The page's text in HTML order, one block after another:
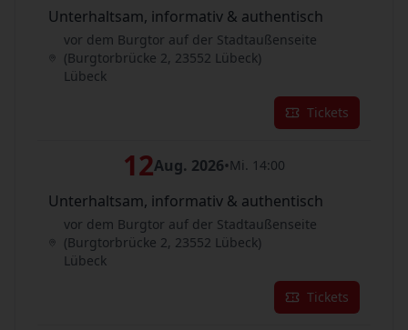
Unterhaltsam, informativ & authentisch
vor dem Burgtor auf der Stadtaußenseite
(Burgtorbrücke 2, 23552 Lübeck)
Lübeck
Tickets
12Aug. 2026•Mi. 14:00
Unterhaltsam, informativ & authentisch
vor dem Burgtor auf der Stadtaußenseite
(Burgtorbrücke 2, 23552 Lübeck)
Lübeck
Tickets